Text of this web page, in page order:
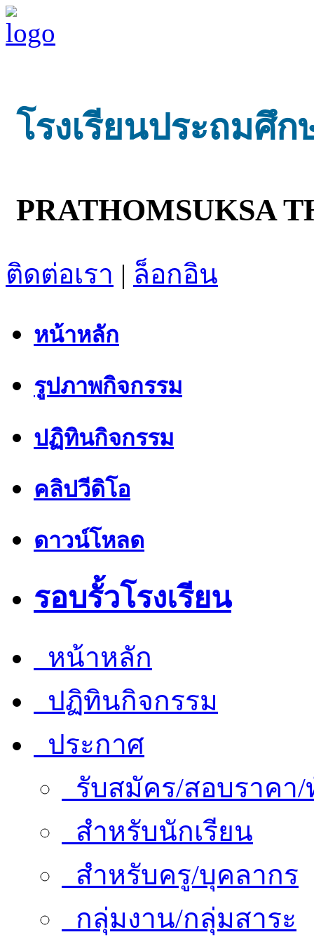
โรงเรียนประถมศึ
PRATHOMSUKSA
ติดต่อเรา | ล็อกอิน
หน้าหลัก
รูปภาพกิจกรรม
ปฏิทินกิจกรรม
คลิปวีดิโอ
ดาวน์โหลด
รอบรั้วโรงเรียน
หน้าหลัก
ปฏิทินกิจกรรม
ประกาศ
รับสมัคร/สอบราคา/
สำหรับนักเรียน
สำหรับครู/บุคลากร
กลุ่มงาน/กลุ่มสาระ